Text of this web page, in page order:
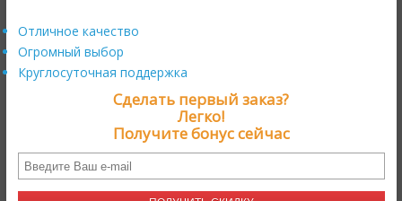
Действующие промо-акции
Скидки
Сотрудничество
Отличное качество
Огромный выбор
Круглосуточная поддержка
Сделать первый заказ?
Легко!
Получите бонус сейчас